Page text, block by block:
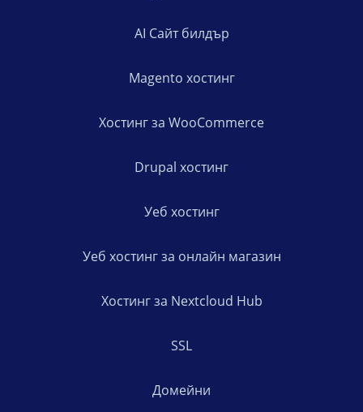
AI Сайт билдър
Magento хостинг
Хостинг за WooCommerce
Drupal хостинг
Уеб хостинг
Уеб хостинг за онлайн магазин
Хостинг за Nextcloud Hub
SSL
Домейни